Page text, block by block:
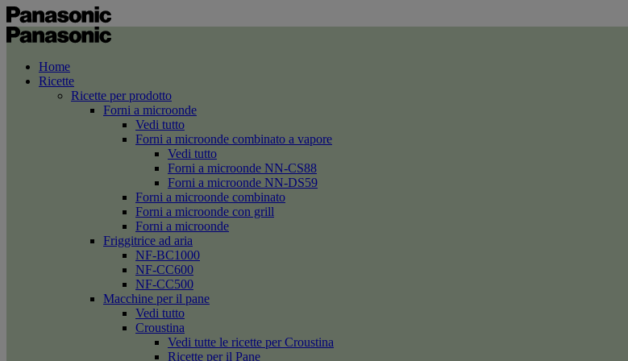
Home
Ricette
Ricette per prodotto
Forni a microonde
Vedi tutto
Forni a microonde combinato a vapore
Vedi tutto
Forni a microonde NN-CS88
Forni a microonde NN-DS59
Forni a microonde combinato
Forni a microonde con grill
Forni a microonde
Friggitrice ad aria
NF-BC1000
NF-CC600
NF-CC500
Macchine per il pane
Vedi tutto
Croustina
Vedi tutte le ricette per Croustina
Ricette per il Pane